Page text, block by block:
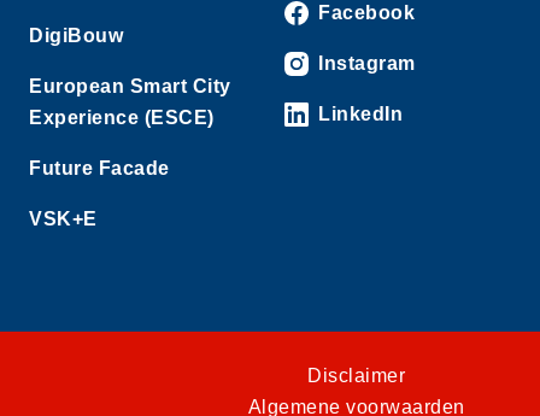
DigiBouw
European Smart City
Experience (ESCE)
Future Facade
VSK+E
Facebook
Instagram
LinkedIn
Disclaimer
Algemene voorwaarden